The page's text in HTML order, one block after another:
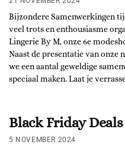
Bijzondere Samenwerkingen
veel trots en enthousiasme
Lingerie By M, onze 6e
Naast de presentatie van onze
we een aantal geweldige
speciaal maken. Laat je
Black Friday Deals
5 NOVEMBER 2024